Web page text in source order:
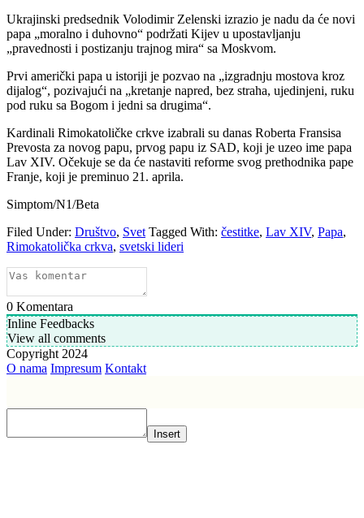
Ukrajinski predsednik Volodimir Zelenski izrazio je nadu da će novi
papa „moralno i duhovno“ podržati Kijev u upostavljanju
„pravednosti i postizanju trajnog mira“ sa Moskvom.
Prvi američki papa u istoriji je pozvao na „izgradnju mostova kroz
dijalog“, pozivajući na „kretanje napred, bez straha, ujedinjeni, ruku
pod ruku sa Bogom i jedni sa drugima“.
Kardinali Rimokatoličke crkve izabrali su danas Roberta Fransisa
Prevosta za novog papu, prvog papu iz SAD, koji je uzeo ime papa
Lav XIV. Očekuje se da će nastaviti reforme svog prethodnika pape
Franje, koji je preminuo 21. aprila.
Simptom/N1/Beta
Filed Under: Društvo, Svet Tagged With: čestitke, Lav XIV, Papa,
Rimokatolička crkva, svetski lideri
0 Komentara
Inline Feedbacks
View all comments
Copyright 2024
O nama Impresum Kontakt
Insert